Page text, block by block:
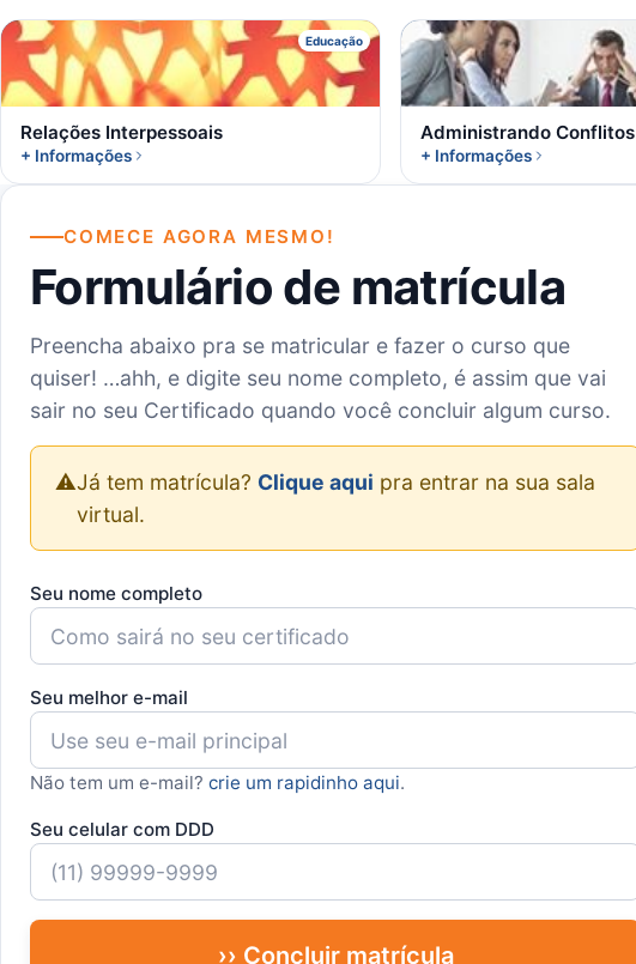
Educação
R
Relações Interpessoais
+ Informações
A
Administrando Conflitos
+ Informações
COMECE AGORA MESMO!
Formulário de matrícula
Preencha abaixo pra se matricular e fazer o curso que
quiser! …ahh, e digite seu nome completo, é assim que vai
sair no seu Certificado quando você concluir algum curso.
⚠️Já tem matrícula? Clique aqui pra entrar na sua sala
virtual.
Seu nome completo
Seu melhor e-mail
Não tem um e-mail? crie um rapidinho aqui.
Seu celular com DDD
›› Concluir matrícula